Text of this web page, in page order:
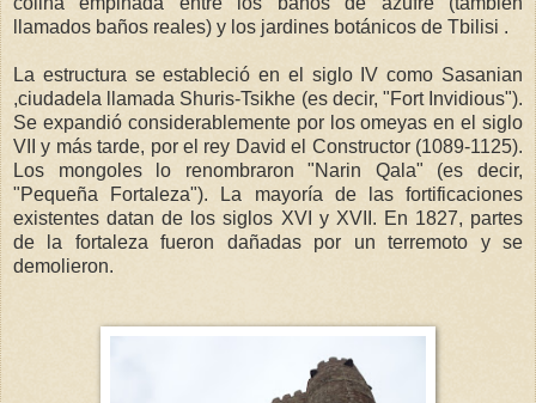
llamados baños reales) y los jardines botánicos de Tbilisi .
La estructura se estableció en el siglo IV como Sasanian
,ciudadela llamada Shuris-Tsikhe (es decir, "Fort Invidious").
Se expandió considerablemente por los omeyas en el siglo
VII y más tarde, por el rey David el Constructor (1089-1125).
Los mongoles lo renombraron "Narin Qala" (es decir,
"Pequeña Fortaleza"). La mayoría de las fortificaciones
existentes datan de los siglos XVI y XVII. En 1827, partes
de la fortaleza fueron dañadas por un terremoto y se
demolieron.